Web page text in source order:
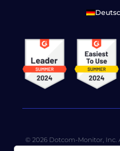
© 2026 Dotcom-Monitor, Inc.